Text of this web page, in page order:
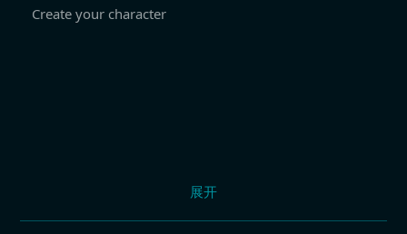
Create your character
展开